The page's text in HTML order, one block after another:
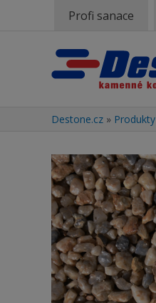
Profi sanace
Destone.cz » Produkty